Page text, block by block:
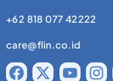
+62 818 077 42222
care@flin.co.id